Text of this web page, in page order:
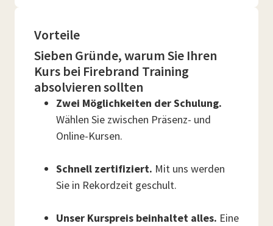
Vorteile
Sieben Gründe, warum Sie Ihren
Kurs bei Firebrand Training
absolvieren sollten
Zwei Möglichkeiten der Schulung.
Wählen Sie zwischen Präsenz- und
Online-Kursen.
Schnell zertifiziert. Mit uns werden
Sie in Rekordzeit geschult.
Unser Kurspreis beinhaltet alles. Eine